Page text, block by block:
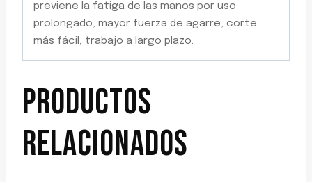
previene la fatiga de las manos por uso
prolongado, mayor fuerza de agarre, corte
más fácil, trabajo a largo plazo.
PRODUCTOS
RELACIONADOS